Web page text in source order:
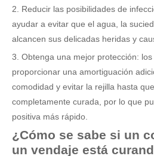
2. Reducir las posibilidades de
ayudar a evitar que el agua, la
alcancen sus delicadas heridas y
3. Obtenga una mejor protección:
proporcionar una amortiguación
comodidad y evitar la rejilla hasta
completamente curada, por lo que
positiva más rápido.
¿Cómo se sabe si un
un vendaje está